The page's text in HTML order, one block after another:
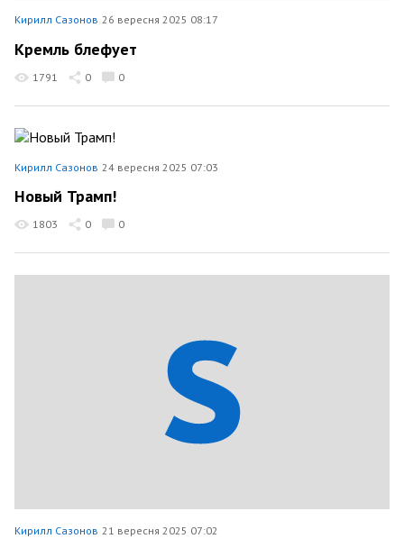
Кирилл Сазонов 26 вересня 2025 08:17
Кремль блефует
1791 0 0
Кирилл Сазонов 24 вересня 2025 07:03
Новый Трамп!
1803 0 0
Кирилл Сазонов 21 вересня 2025 07:02